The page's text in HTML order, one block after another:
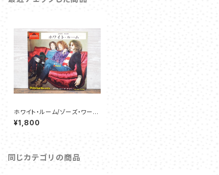
ホワイト・ルーム/ゾーズ・ワー・
ザ・デイズ - クリーム
¥1,800
同じカテゴリの商品